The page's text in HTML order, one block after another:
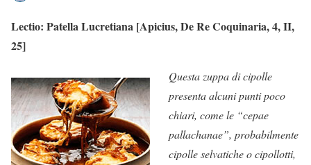
Lectio: Patella Lucretiana [Apicius, De Re Coquinaria, 4, II,
25]
Questa zuppa di cipolle
presenta alcuni punti poco
chiari, come le “cepae
pallachanae”, probabilmente
cipolle selvatiche o cipollotti,